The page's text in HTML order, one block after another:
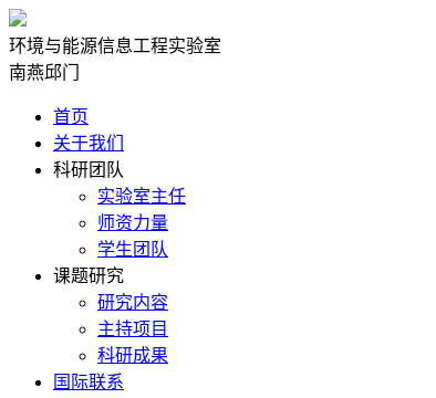
环境与能源信息工程实验室
南燕邱门
首页
关于我们
科研团队
实验室主任
师资力量
学生团队
课题研究
研究内容
主持项目
科研成果
国际联系